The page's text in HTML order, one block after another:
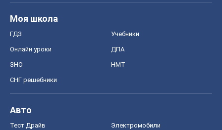
Моя школа
ГДЗ Учебники
Онлайн уроки ДПА
ЗНО НМТ
СНГ решебники
Авто
Тест Драйв Электромобили